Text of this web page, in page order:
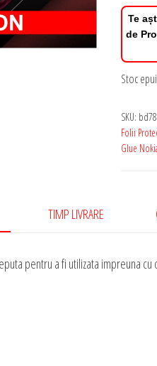
Te
de
Stoc
SKU:
Folii
Glue
TIMP LIVRARE
pentru a fi utilizata impreuna